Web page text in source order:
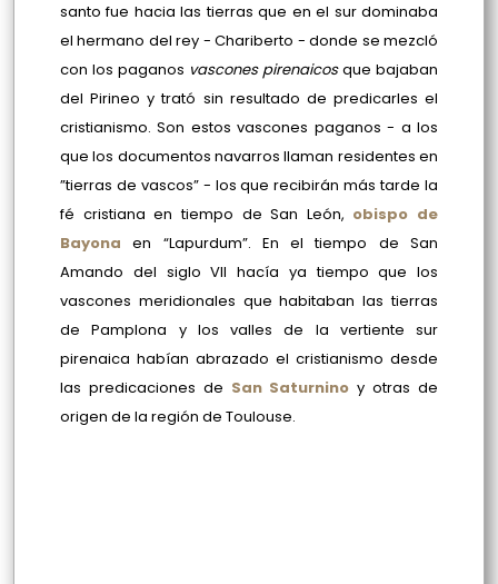
santo fue hacia las tierras que en el sur dominaba
el hermano del rey - Chariberto - donde se mezcló
con los paganos vascones pirenaicosque bajaban
del Pirineo y trató sin resultado de predicarles el
cristianismo. Son estos vascones paganos - a los
que los documentos navarros llaman residentes en
”tierras de vascos” - los que recibirán más tarde la
fé cristiana en tiempo de San León, obispo de
Bayona en “Lapurdum”. En el tiempo de San
Amando del siglo VII hacía ya tiempo que los
vascones meridionales que habitaban las tierras
de Pamplona y los valles de la vertiente sur
pirenaica habían abrazado el cristianismo desde
las predicaciones de San Saturnino y otras de
origen de la región de Toulouse.